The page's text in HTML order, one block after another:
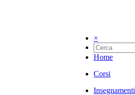
×
Home
Corsi
Insegnamenti